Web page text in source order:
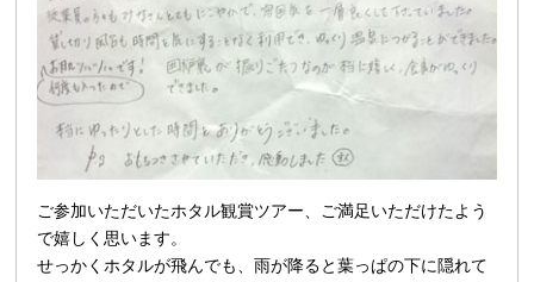
ご参加いただいたホタル観賞ツアー、ご満足いただけたよう
で嬉しく思います。
せっかくホタルが飛んでも、雨が降ると葉っぱの下に隠れて